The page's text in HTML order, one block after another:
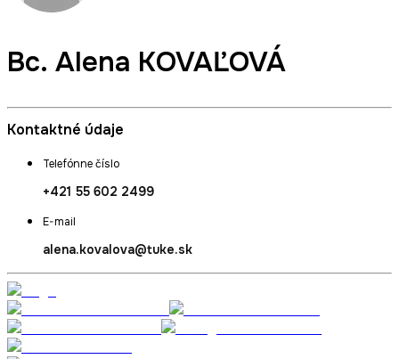
Bc. Alena KOVAĽOVÁ
Kontaktné údaje
Telefónne číslo
+421 55 602 2499
E-mail
alena.kovalova@tuke.sk